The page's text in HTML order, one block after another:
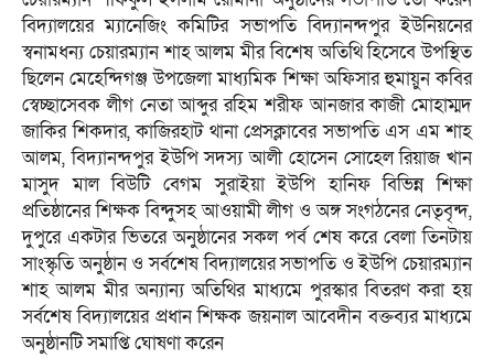
বিদ্যালয়ের ম্যানেজিং কমিটির সভাপতি বিদ্যানন্দপুর ইউনিয়নের
স্বনামধন্য চেয়ারম্যান শাহ আলম মীর বিশেষ অতিথি হিসেবে উপস্থিত
ছিলেন মেহেন্দিগঞ্জ উপজেলা মাধ্যমিক শিক্ষা অফিসার হুমায়ুন কবির
স্বেচ্ছাসেবক লীগ নেতা আব্দুর রহিম শরীফ আনজার কাজী মোহাম্মদ
জাকির শিকদার, কাজিরহাট থানা প্রেসক্লাবের সভাপতি এস এম শাহ
আলম, বিদ্যানন্দপুর ইউপি সদস্য আলী হোসেন সোহেল রিয়াজ খান
মাসুদ মাল বিউটি বেগম সুরাইয়া ইউপি হানিফ বিভিন্ন শিক্ষা
প্রতিষ্ঠানের শিক্ষক বিন্দুসহ আওয়ামী লীগ ও অঙ্গ সংগঠনের নেতৃবৃন্দ,
দুপুরে একটার ভিতরে অনুষ্ঠানের সকল পর্ব শেষ করে বেলা তিনটায়
সাংস্কৃতি অনুষ্ঠান ও সর্বশেষ বিদ্যালয়ের সভাপতি ও ইউপি চেয়ারম্যান
শাহ আলম মীর অন্যান্য অতিথির মাধ্যমে পুরস্কার বিতরণ করা হয়
সর্বশেষ বিদ্যালয়ের প্রধান শিক্ষক জয়নাল আবেদীন বক্তব্যর মাধ্যমে
অনুষ্ঠানটি সমাপ্তি ঘোষণা করেন